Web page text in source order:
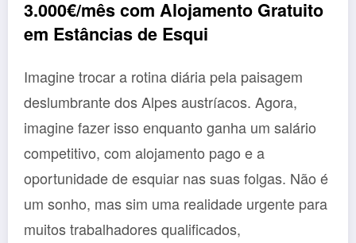
3.000€/mês com Alojamento Gratuito
em Estâncias de Esqui
Imagine trocar a rotina diária pela paisagem
deslumbrante dos Alpes austríacos. Agora,
imagine fazer isso enquanto ganha um salário
competitivo, com alojamento pago e a
oportunidade de esquiar nas suas folgas. Não é
um sonho, mas sim uma realidade urgente para
muitos trabalhadores qualificados,